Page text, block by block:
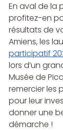
En aval de la
profitez-en
résultats de
Amiens, les
participatif
lors d’un
Musée de
remercier les
pour leur
donner une
démarche !